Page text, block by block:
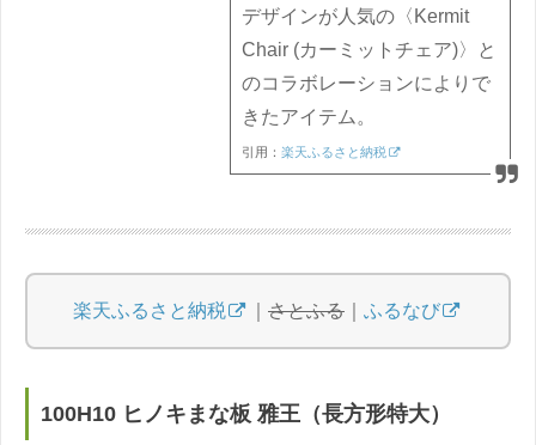
デザインが人気の〈Kermit
Chair (カーミットチェア)〉と
のコラボレーションによりで
きたアイテム。
引用： 楽天ふるさと納税
楽天ふるさと納税 さとふる ふるなび
100H10 ヒノキまな板 雅王（長方形特大）